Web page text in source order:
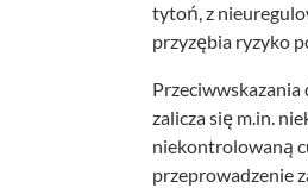
tytoń, z
przyzębia ryzyko
Przeciwwskazania
zalicza się m.in.
niekontrolowaną
przeprowadzenie